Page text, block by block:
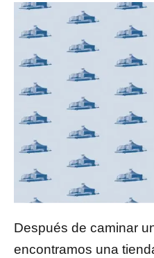
Después de caminar
encontramos una